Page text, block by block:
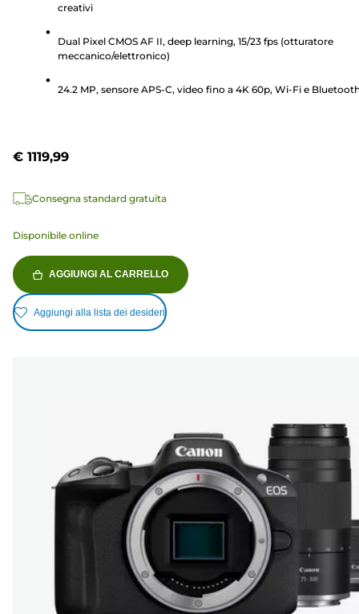
recensioni
creativi
Dual Pixel CMOS AF II, deep learning, 15/23 fps (otturatore
meccanico/elettronico)
24.2 MP, sensore APS-C, video fino a 4K 60p, Wi-Fi e
€ 1119,99
Consegna standard gratuita
Disponibile online
AGGIUNGI AL CARRELLO
Aggiungi alla lista dei desideri